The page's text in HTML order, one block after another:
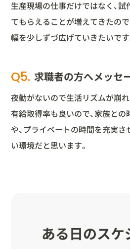
生産現場の仕事だけではなく、
てもらえることが増えてきたの
幅を少しずづ広げていきたいです
Q5. 求職者の方へメッセ
夜勤がないので生活リズムが崩
有給取得率も良いので、家族と
や、プライベートの時間を充実
い環境だと思います。
ある日のスケ